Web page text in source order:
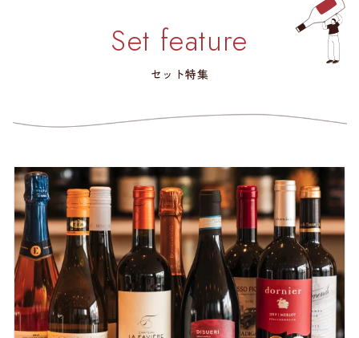
Set feature
セット特集